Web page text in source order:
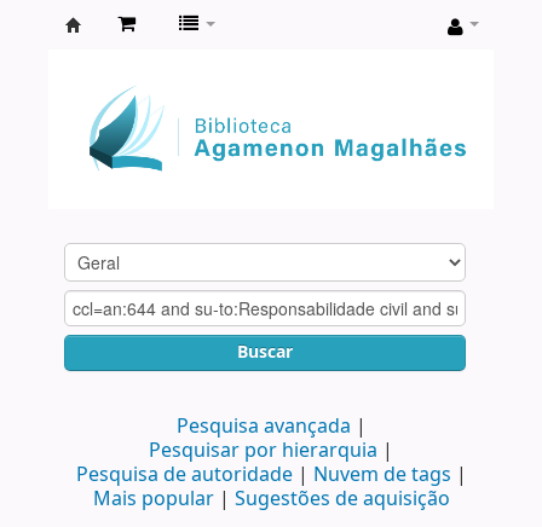
Agamenon
Magalhães
Buscar
Pesquisa avançada
Pesquisar por hierarquia
Pesquisa de autoridade
Nuvem de tags
Mais popular
Sugestões de aquisição